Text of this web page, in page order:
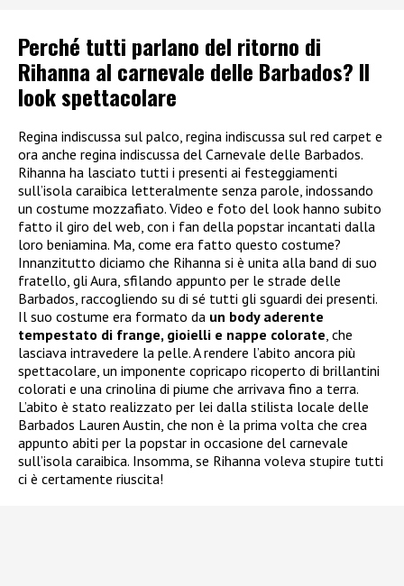
Perché tutti parlano del ritorno di
Rihanna al carnevale delle Barbados? Il
look spettacolare
Regina indiscussa sul palco, regina indiscussa sul red carpet e
ora anche regina indiscussa del Carnevale delle Barbados.
Rihanna ha lasciato tutti i presenti ai festeggiamenti
sull’isola caraibica letteralmente senza parole, indossando
un costume mozzafiato. Video e foto del look hanno subito
fatto il giro del web, con i fan della popstar incantati dalla
loro beniamina. Ma, come era fatto questo costume?
Innanzitutto diciamo che Rihanna si è unita alla band di suo
fratello, gli Aura, sfilando appunto per le strade delle
Barbados, raccogliendo su di sé tutti gli sguardi dei presenti.
Il suo costume era formato da un body aderente
tempestato di frange, gioielli e nappe colorate, che
lasciava intravedere la pelle. A rendere l’abito ancora più
spettacolare, un imponente copricapo ricoperto di brillantini
colorati e una crinolina di piume che arrivava fino a terra.
L’abito è stato realizzato per lei dalla stilista locale delle
Barbados Lauren Austin, che non è la prima volta che crea
appunto abiti per la popstar in occasione del carnevale
sull’isola caraibica. Insomma, se Rihanna voleva stupire tutti
ci è certamente riuscita!